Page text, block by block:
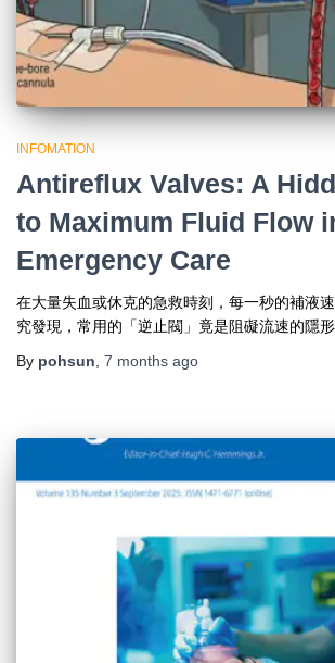
INFOMATION
Antireflux Valves: A
to Maximum Fluid Flow
Emergency Care
在大量失血或休克的急救時刻，每一秒的補液
究發現，常用的「逆止閥」竟是阻礙流速的隱
By pohsun 7 months ago